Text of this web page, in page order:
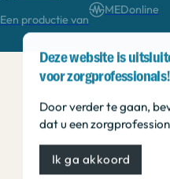
Een productie van
MEDonline
Deze website is
voor zorgprofessionals!
Door verder te gaan,
dat u een
Ik ga akkoord